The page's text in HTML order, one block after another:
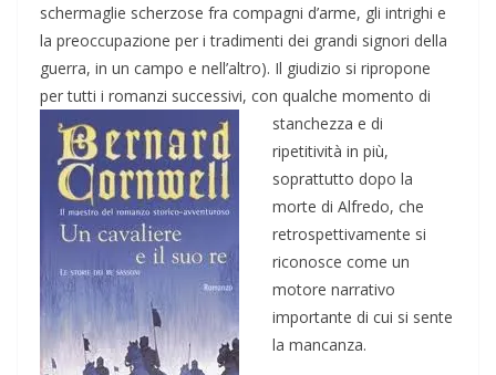
schermaglie scherzose fra compagni d’arme, gli intrighi e
la preoccupazione per i tradimenti dei grandi signori della
guerra, in un campo e nell’altro). Il giudizio si ripropone
per tutti i romanzi successivi, con qualche momento di
stanchezza e di
ripetitività in più,
soprattutto dopo la
morte di Alfredo, che
retrospettivamente si
riconosce come un
motore narrativo
importante di cui si sente
la mancanza.